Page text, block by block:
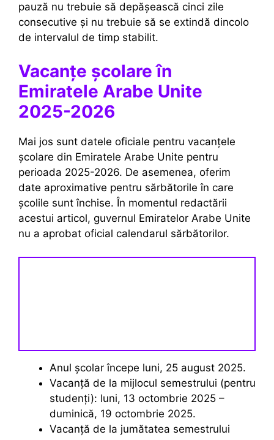
pauză nu trebuie să depășească cinci zile
consecutive și nu trebuie să se extindă dincolo
de intervalul de timp stabilit.
Vacanțe școlare în
Emiratele Arabe Unite
2025-2026
Mai jos sunt datele oficiale pentru vacanțele
școlare din Emiratele Arabe Unite pentru
perioada 2025-2026. De asemenea, oferim
date aproximative pentru sărbătorile în care
școlile sunt închise. În momentul redactării
acestui articol, guvernul Emiratelor Arabe Unite
nu a aprobat oficial calendarul sărbătorilor.
Anul școlar începe luni, 25 august 2025.
Vacanță de la mijlocul semestrului (pentru
studenți): luni, 13 octombrie 2025 –
duminică, 19 octombrie 2025.
Vacanță de la jumătatea semestrului